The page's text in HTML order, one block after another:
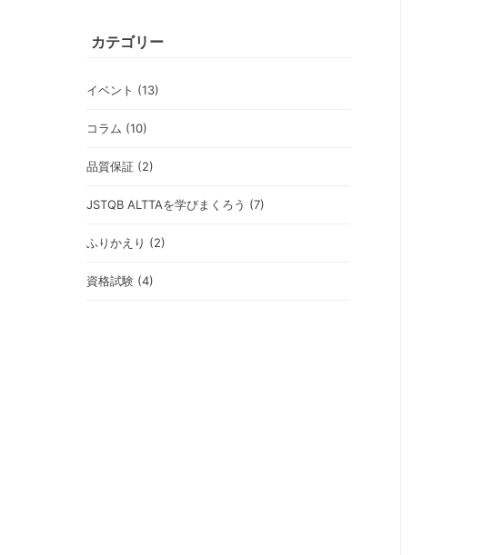
カテゴリー
イベント (13)
コラム (10)
品質保証 (2)
JSTQB ALTTAを学びまくろう (7)
ふりかえり (2)
資格試験 (4)